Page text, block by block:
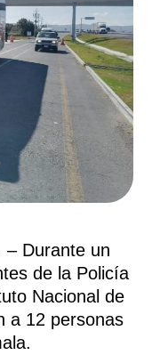
– Durante un
de la Policía
Nacional de
a 12 personas